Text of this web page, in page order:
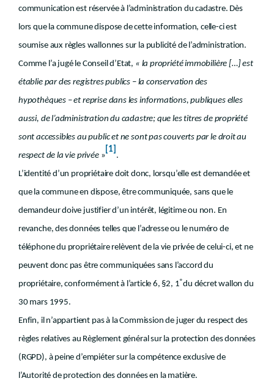
communication est réservée à l’administration du cadastre. Dès
lors que la commune dispose de cette information, celle-ci est
soumise aux règles wallonnes sur la publicité de l’administration.
Comme l’a jugé le Conseil d’Etat, « la propriété immobilière […] est
établie par des registres publics – la conservation des
hypothèques – et reprise dans les informations, publiques elles
aussi, de l’administration du cadastre; que les titres de propriété
sont accessibles au public et ne sont pas couverts par le droit au
respect de la vie privée»
[1]
.
L’identité d’un propriétaire doit donc, lorsqu’elle est demandée et
que la commune en dispose, être communiquée, sans que le
demandeur doive justifier d’un intérêt, légitime ou non. En
revanche, des données telles que l’adresse ou le numéro de
téléphone du propriétaire relèvent de la vie privée de celui-ci, et ne
peuvent donc pas être communiquées sans l’accord du
propriétaire, conformément à l’article 6, §2, 1°du décret wallon du
30 mars 1995.
Enfin, il n’appartient pas à la Commission de juger du respect des
règles relatives au Règlement général sur la protection des données
(RGPD), à peine d’empiéter sur la compétence exclusive de
l’Autorité de protection des données en la matière.